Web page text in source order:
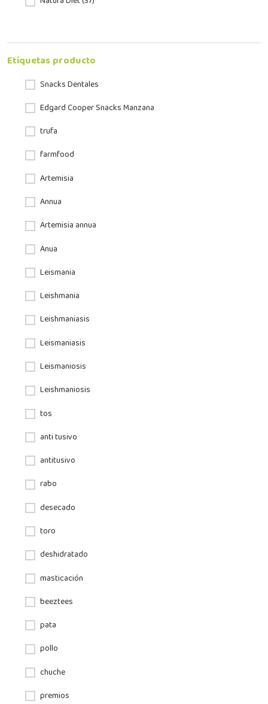
Etiquetas producto
Snacks Dentales
Edgard Cooper Snacks Manzana
trufa
farmfood
Artemisia
Annua
Artemisia annua
Anua
Leismania
Leishmania
Leishmaniasis
Leismaniasis
Leismaniosis
Leishmaniosis
tos
anti tusivo
antitusivo
rabo
desecado
toro
deshidratado
masticación
beeztees
pata
pollo
chuche
premios